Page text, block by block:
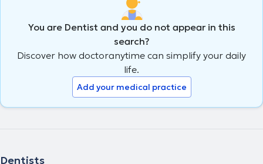
You are Dentist and you do not appear in this
search?
Discover how doctoranytime can simplify your daily
life.
Add your medical practice
Dentists